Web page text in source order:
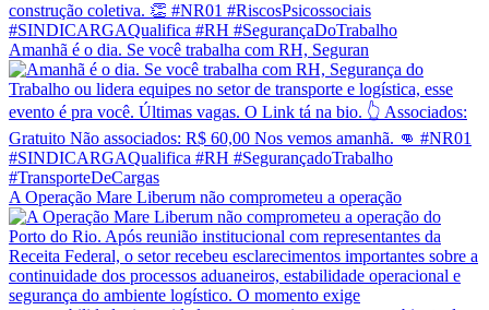
Amanhã é o dia. Se você trabalha com RH, Seguran
A Operação Mare Liberum não comprometeu a operação